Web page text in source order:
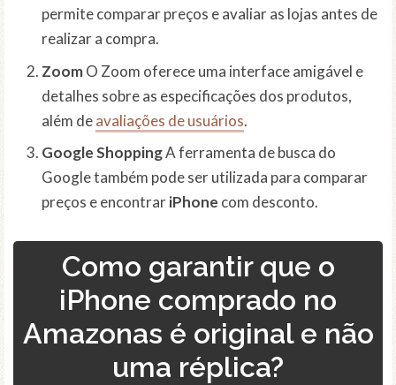
permite comparar preços e avaliar as lojas antes de
realizar a compra.
ZoomO Zoom oferece uma interface amigável e
detalhes sobre as especificações dos produtos,
além deavaliações de usuários.
Google ShoppingA ferramenta de busca do
Google também pode ser utilizada para comparar
preços e encontrariPhone com desconto.
Como garantir que o
iPhone comprado no
Amazonas é original e não
uma réplica?